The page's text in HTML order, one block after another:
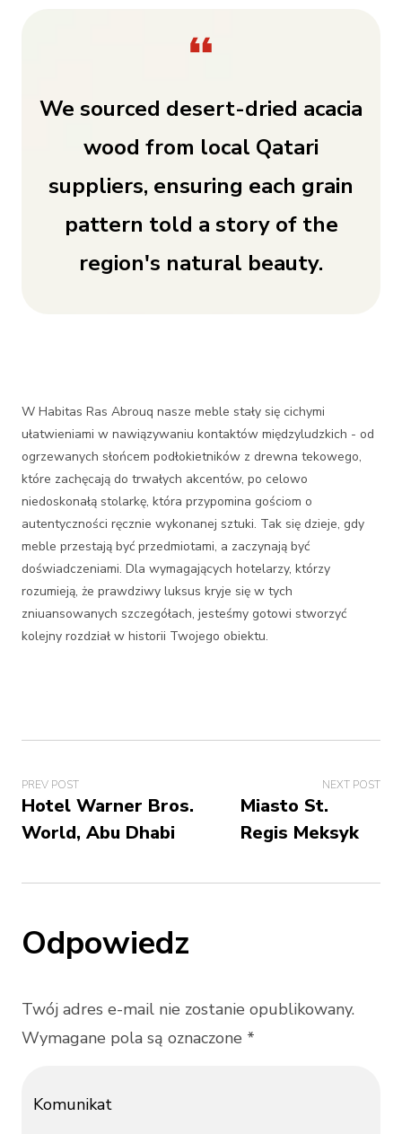
We sourced desert-dried acacia
wood from local Qatari
suppliers, ensuring each grain
pattern told a story of the
region's natural beauty.
W Habitas Ras Abrouq nasze meble stały się cichymi
ułatwieniami w nawiązywaniu kontaktów międzyludzkich - od
ogrzewanych słońcem podłokietników z drewna tekowego,
które zachęcają do trwałych akcentów, po celowo
niedoskonałą stolarkę, która przypomina gościom o
autentyczności ręcznie wykonanej sztuki. Tak się dzieje, gdy
meble przestają być przedmiotami, a zaczynają być
doświadczeniami. Dla wymagających hotelarzy, którzy
rozumieją, że prawdziwy luksus kryje się w tych
zniuansowanych szczegółach, jesteśmy gotowi stworzyć
kolejny rozdział w historii Twojego obiektu.
PREV POST
Hotel Warner Bros.
World, Abu Dhabi
NEXT POST
Miasto St.
Regis Meksyk
Odpowiedz
Twój adres e-mail nie zostanie opublikowany.
Wymagane pola są oznaczone *
Komunikat